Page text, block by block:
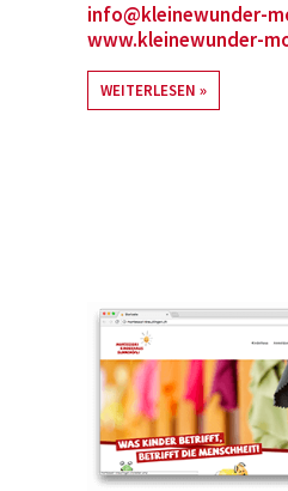
info@kleinewunder-
www.kleinewunder-
WEITERLESEN